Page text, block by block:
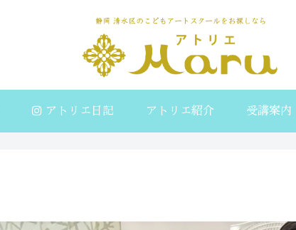
アトリエ日記 アトリエ紹介 受講案内